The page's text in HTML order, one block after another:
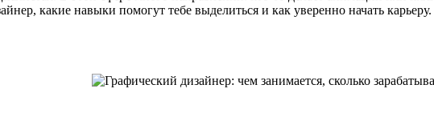
какие навыки помогут тебе выделиться и как уверенно начать карьеру.